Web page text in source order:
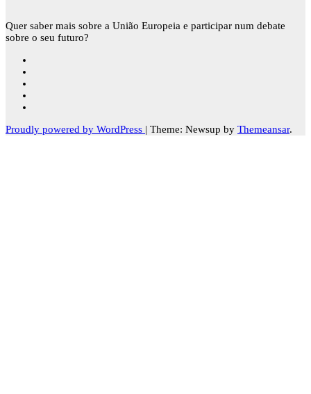
Quer saber mais sobre a União Europeia e participar num debate
sobre o seu futuro?
Proudly powered by WordPress | Theme: Newsup by Themeansar.